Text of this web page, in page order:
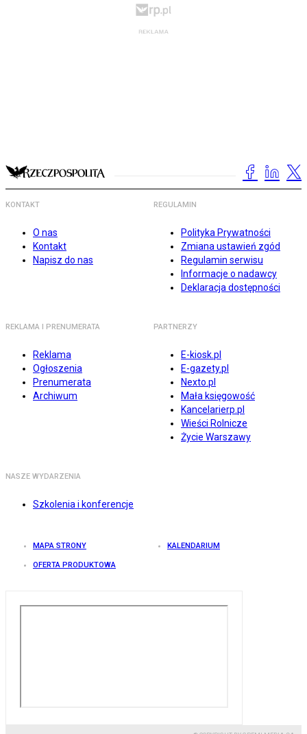
KONTAKT
O nas
Kontakt
Napisz do nas
REGULAMIN
Polityka Prywatności
Zmiana ustawień zgód
Regulamin serwisu
Informacje o nadawcy
Deklaracja dostępności
REKLAMA I PRENUMERATA
Reklama
Ogłoszenia
Prenumerata
Archiwum
PARTNERZY
E-kiosk.pl
E-gazety.pl
Nexto.pl
Mała księgowość
Kancelarierp.pl
Wieści Rolnicze
Życie Warszawy
NASZE WYDARZENIA
Szkolenia i konferencje
MAPA STRONY KALENDARIUM
OFERTA PRODUKTOWA